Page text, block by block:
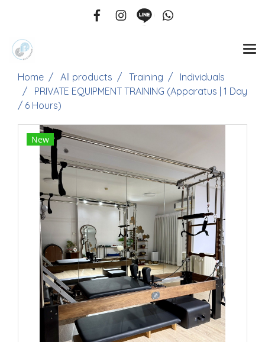
Home All products Training
Individuals
PRIVATE EQUIPMENT TRAINING (Apparatus | 1 Day
/ 6 Hours)
New